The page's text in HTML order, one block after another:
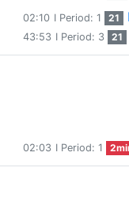
02:10 I Period: 1 21
43:53 I Period: 3 21
02:03 I Period: 1